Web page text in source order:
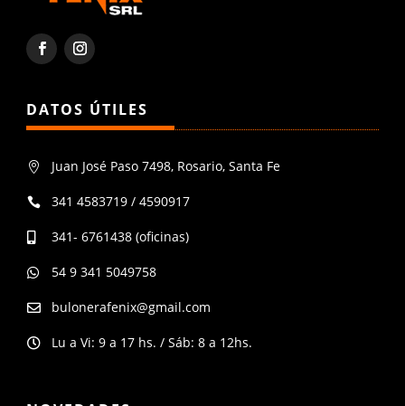
DATOS ÚTILES
 Juan José Paso 7498, Rosario, Santa Fe
 341 4583719 / 4590917
 341- 6761438 (oficinas)
 54 9 341 5049758
 bulonerafenix@gmail.com
 Lu a Vi: 9 a 17 hs. / Sáb: 8 a 12hs.